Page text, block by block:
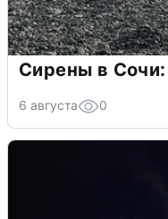
Сирены в
6 августа 0